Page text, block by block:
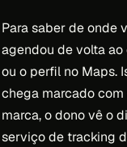
Para saber de onde
agendou de volta ao
ou o perfil no Maps.
chega marcado
marca, o dono vê o
serviço de tracking